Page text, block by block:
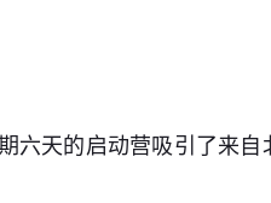
六天的启动营吸引了来